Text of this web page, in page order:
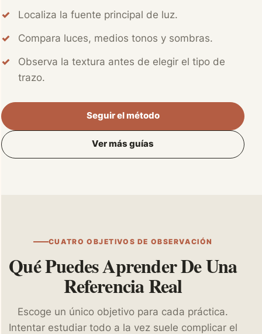
Localiza la fuente principal de luz.
Compara luces, medios tonos y sombras.
Observa la textura antes de elegir el tipo de
trazo.
Seguir el método
Ver más guías
CUATRO OBJETIVOS DE OBSERVACIÓN
Qué Puedes Aprender De Una
Referencia Real
Escoge un único objetivo para cada práctica.
Intentar estudiar todo a la vez suele complicar el